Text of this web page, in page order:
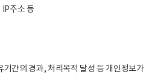
리정지 청구
정·삭제, 처리정지 제한사항 확인
·삭제,처리정지 결과통지
IP주소 등
간의 경과, 처리목적 달성 등 개인정보가